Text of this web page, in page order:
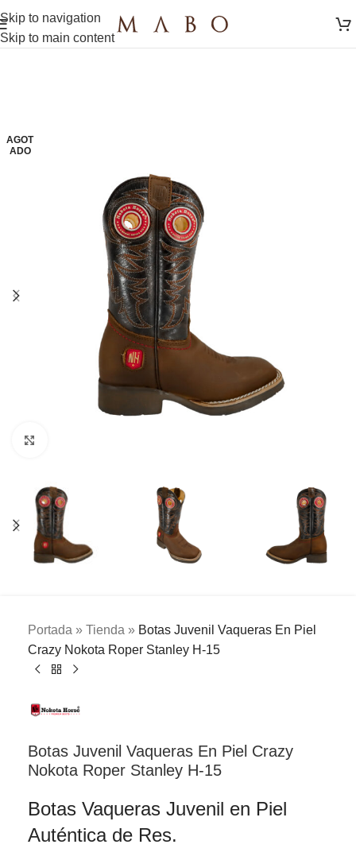
Skip to navigation
Skip to main content
AGOT
ADO
Portada » Tienda » Botas Juvenil Vaqueras En Piel
Crazy Nokota Roper Stanley H-15
Botas Juvenil Vaqueras En Piel Crazy
Nokota Roper Stanley H-15
Botas Vaqueras Juvenil en Piel
Auténtica de Res.